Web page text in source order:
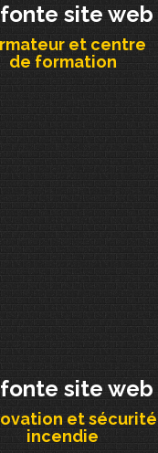
site web
et centre
de formation
site web
et sécurité
incendie